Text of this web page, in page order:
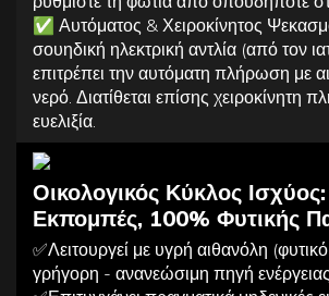
✅ Αυτόματος & Χειροκίνητος
σουηδική ηλεκτρική αντλία (από τον
επιτρέπει την αυτόματη πλήρωση με
νερό. Διατίθεται επίσης χειροκίνητη
ευελιξία.
Οικολογικός Κύκλος
Εκπομπές, 100% Φυτικής
✅Λειτουργεί με υγρή αιθανόλη
γρήγορη - ανανεώσιμη πηγή ενέργειας.